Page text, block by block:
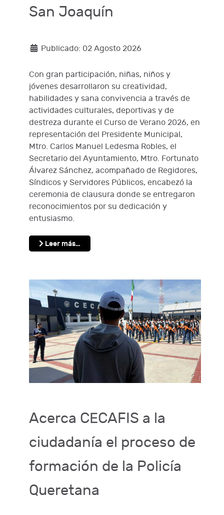
San Joaquín
Publicado: 02 Agosto 2026
Con gran participación, niñas, niños y
jóvenes desarrollaron su creatividad,
habilidades y sana convivencia a través de
actividades culturales, deportivas y de
destreza durante el Curso de Verano 2026, en
representación del Presidente Municipal,
Mtro. Carlos Manuel Ledesma Robles, el
Secretario del Ayuntamiento, Mtro. Fortunato
Álvarez Sánchez, acompañado de Regidores,
Síndicos y Servidores Públicos, encabezó la
ceremonia de clausura donde se entregaron
reconocimientos por su dedicación y
entusiasmo.
Leer más…
Acerca CECAFIS a la
ciudadanía el proceso de
formación de la Policía
Queretana